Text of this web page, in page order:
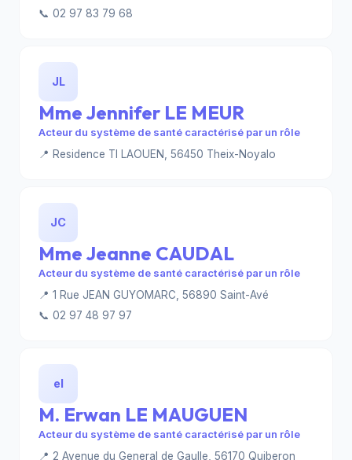
📞 02 97 83 79 68
JL
Mme Jennifer LE MEUR
Acteur du système de santé caractérisé par un rôle
📍 Residence TI LAOUEN, 56450 Theix-Noyalo
JC
Mme Jeanne CAUDAL
Acteur du système de santé caractérisé par un rôle
📍 1 Rue JEAN GUYOMARC, 56890 Saint-Avé
📞 02 97 48 97 97
el
M. Erwan LE MAUGUEN
Acteur du système de santé caractérisé par un rôle
📍 2 Avenue du General de Gaulle, 56170 Quiberon